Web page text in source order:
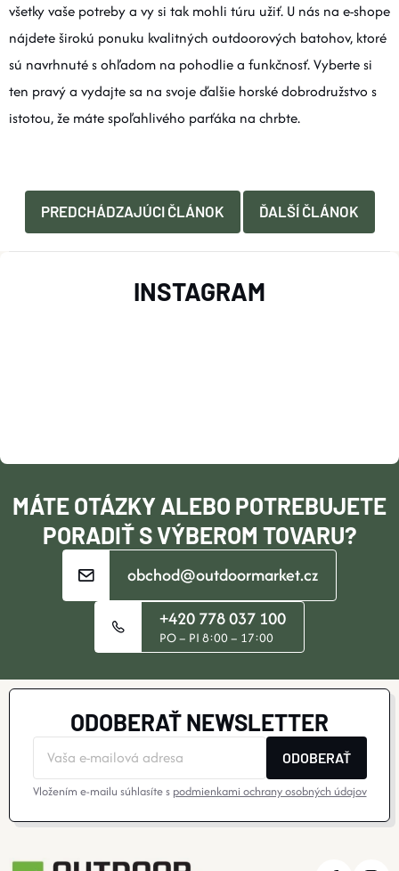
všetky vaše potreby a vy si tak mohli túru užiť. U nás na e-shope
nájdete širokú ponuku kvalitných outdoorových batohov, ktoré
sú navrhnuté s ohľadom na pohodlie a funkčnosť. Vyberte si
ten pravý a vydajte sa na svoje ďalšie horské dobrodružstvo s
istotou, že máte spoľahlivého parťáka na chrbte.
PREDCHÁDZAJÚCI ČLÁNOK ĎALŠÍ ČLÁNOK
T
MÁTE OTÁZKY ALEBO POTREBUJETE
PORADIŤ S VÝBEROM TOVARU?
obchod@outdoormarket.cz
+420 778 037 100
PO – PI 8:00 – 17:00
INSTAGRAM
ODOBERAŤ NEWSLETTER
ODOBERAŤ
Vložením e-mailu súhlasíte s podmienkami ochrany osobných údajov